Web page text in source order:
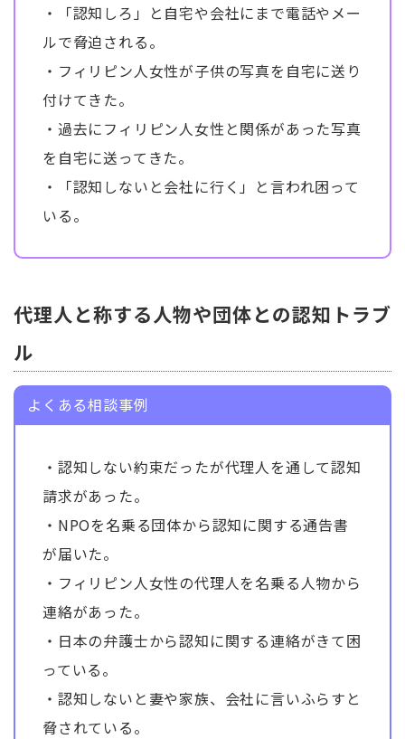
・「認知しろ」と自宅や会社にまで電話やメー
ルで脅迫される。
・フィリピン人女性が子供の写真を自宅に送り
付けてきた。
・過去にフィリピン人女性と関係があった写真
を自宅に送ってきた。
・「認知しないと会社に行く」と言われ困って
いる。
代理人と称する人物や団体との認知トラブ
ル
よくある相談事例
・認知しない約束だったが代理人を通して認知
請求があった。
・NPOを名乗る団体から認知に関する通告書
が届いた。
・フィリピン人女性の代理人を名乗る人物から
連絡があった。
・日本の弁護士から認知に関する連絡がきて困
っている。
・認知しないと妻や家族、会社に言いふらすと
脅されている。